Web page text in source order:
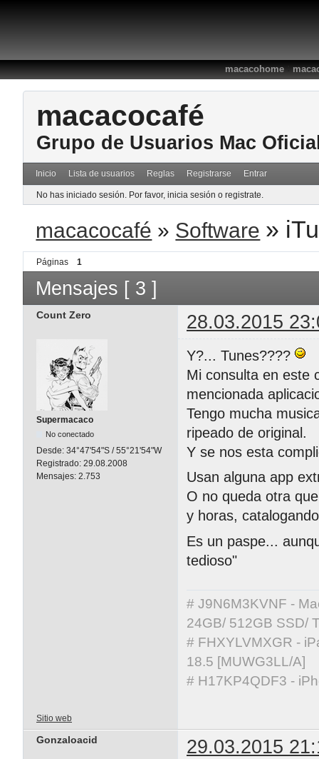
macacohome:
macacocafé
Grupo de Usuarios Mac
Inicio Lista de usuarios Reglas Registrarse Entrar
No has iniciado sesión. Por favor, inicia sesión o registrate.
macacocafé » Software »
Páginas 1
Mensajes [ 3 ]
Count Zero 28.03.2015
Supermacaco
No conectado
Desde: 34°47'54"S / 55°21'54"W
Registrado: 29.08.2008
Mensajes: 2.753
Y?... Tunes????
Mi consulta en este
mencionada
Tengo mucha
ripeado de original.
Y se nos esta
Usan alguna app
O no queda otra
y horas,
Es un paspe...
tedioso"
# J9N6M3KVNF -
24GB/ 512GB SSD/
# FHXYLVMXGR -
18.5 [MUWG3LL/A]
# H17KP4QDF3 -
Sitio web
Gonzaloacid 29.03.2015